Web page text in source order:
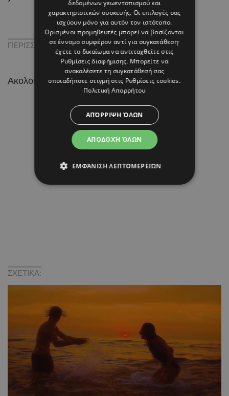
ΠΕΡΙΣΣΟΤΕΡΑ ΓΙΑ ΖΩΔΙΑ,ΩΡΟΣΚΟΠΟΣ
Ακολουθήστε το HELLO σε και !
ΣΧΕΤΙΚΑ:
δεδομένων γεωεντοπισμού και
χαρακτηριστικών συσκευής. Οι επιλογές σας
ισχύουν μόνο για αυτόν τον ιστότοπο.
Ορισμένοι προμηθευτές μπορεί να βασίζονται
σε έννομο συμφέρον αντί για συγκατάθεση·
έχετε το δικαίωμα να αντιταχθείτε στις
Ρυθμίσεις διαφήμισης. Μπορείτε να
ανακαλέσετε τη συγκατάθεσή σας
οποιαδήποτε στιγμή στις Ρυθμίσεις cookies.
Πολιτική Απορρήτου
ΑΠΟΔΟΧΉ ΌΛΩΝ
ΑΠΌΡΡΙΨΗ ΌΛΩΝ
ΕΜΦΆΝΙΣΗ ΛΕΠΤΟΜΕΡΕΙΏΝ